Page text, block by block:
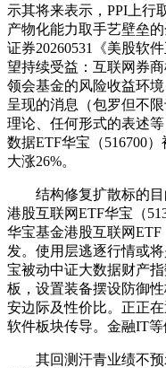
示其将来表示，PPI上行
产物化能力取手艺壁垒
证券20260531《美股软
望持续受益：互联网券
领会基金的风险收益环
呈现的消息（包罗但不
理论、任何形式的表述
数据ETF华宝（516700
大涨26%。
结构修复扩散标的目
港股互联网ETF华宝（
华宝基金港股互联网ETF
发。使用层逃逐行情或
宝被动中证大数据财产
板，设置装备摆设防御
安边际及性价比。正正
软件板块传导。金融IT等
其回测汗青业绩不预